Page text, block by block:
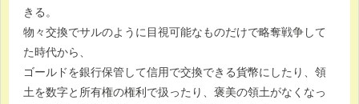
きる。
物々交換でサルのように目視可能なものだけで略奪戦争して
た時代から、
ゴールドを銀行保管して信用で交換できる貨幣にしたり、領
土を数字と所有権の権利で扱ったり、褒美の領土がなくなっ